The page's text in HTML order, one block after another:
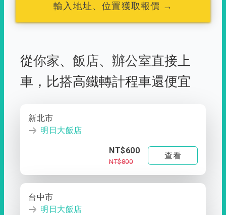
輸入地址、位置獲取報價 →
從你家、 飯店、 辦公室直接上
車， 比搭高鐵轉計程車還便宜
新北市
明日大飯店
NT$600
NT$800
查看
台中市
明日大飯店